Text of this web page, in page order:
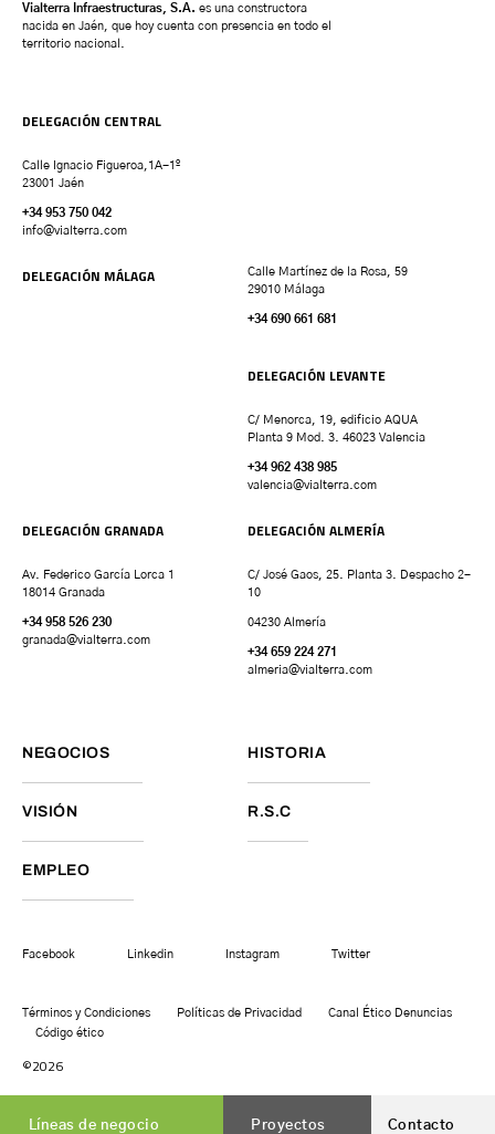
Líneas de negocio Proyectos Contacto
Vialterra Infraestructuras, S.A. es una constructora
nacida en Jaén, que hoy cuenta con presencia en todo el
territorio nacional.
DELEGACIÓN CENTRAL
Calle Ignacio Figueroa,1A-1º
23001 Jaén
+34 953 750 042
info@vialterra.com
DELEGACIÓN MÁLAGA
Calle Martínez de la Rosa, 59
29010 Málaga
+34 690 661 681
DELEGACIÓN LEVANTE
C/ Menorca, 19, edificio AQUA
Planta 9 Mod. 3. 46023 Valencia
+34 962 438 985
valencia@vialterra.com
DELEGACIÓN GRANADA
Av. Federico García Lorca 1
18014 Granada
+34 958 526 230
granada@vialterra.com
DELEGACIÓN ALMERÍA
C/ José Gaos, 25. Planta 3. Despacho 2-
10
04230 Almería
+34 659 224 271
almeria@vialterra.com
NEGOCIOS HISTORIA
VISIÓN R.S.C
EMPLEO
Facebook Linkedin Instagram Twitter
Términos y Condiciones Políticas de Privacidad
Canal Ético Denuncias
Código ético
©2026